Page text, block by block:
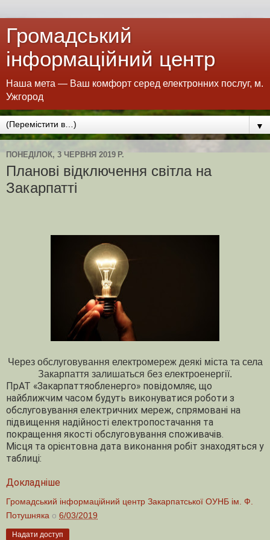
Громадський
інформаційний центр
Наша мета — Ваш комфорт серед електронних послуг, м.
Ужгород
▼
ПОНЕДІЛОК, 3 ЧЕРВНЯ 2019 Р.
Планові відключення світла на
Закарпатті
Через обслуговування електромереж деякі міста та села
Закарпаття залишаться без електроенергії.
ПрАТ «Закарпаттяобленерго» повідомляє, що
найближчим часом будуть виконуватися роботи з
обслуговування електричних мереж, спрямовані на
підвищення надійності електропостачання та
покращення якості обслуговування споживачів.
Місця та орієнтовна дата виконання робіт знаходяться у
таблиці:
Докладніше
Громадський інформаційний центр Закарпатської ОУНБ ім. Ф.
Потушняка о 6/03/2019
Надати доступ